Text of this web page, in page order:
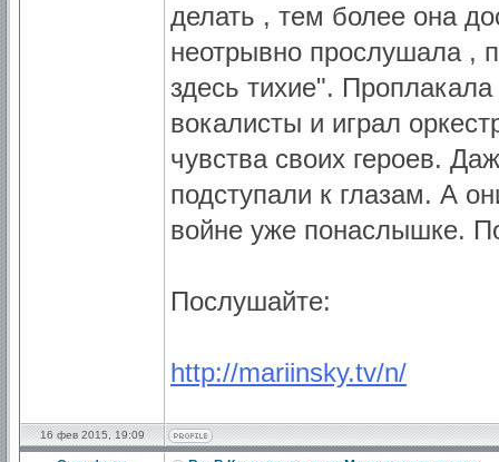
делать , тем более она
неотрывно прослушала ,
здесь тихие".
вокалисты и играл
чувства своих героев.
подступали к глазам. А
войне уже понаслышке.
Послушайте:
http://mariinsky.tv/n/
16 фев 2015, 19:09